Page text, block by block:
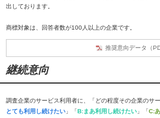
出しております。
商標対象は、回答者数が100人以上の企業です。
推奨意向データ（
継続意向
調査企業のサービス利用者に、「どの程度その企業のサ
とても利用し続けたい 」「B:まあ利用し続けたい 」「C: